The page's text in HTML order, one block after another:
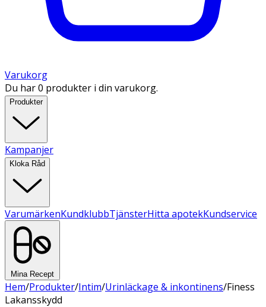
Varukorg
Du har 0 produkter i din varukorg.
Produkter
Kampanjer
Kloka Råd
VarumärkenKundklubbTjänsterHitta apotekKundservice
Mina Recept
Hem/Produkter/Intim/Urinläckage & inkontinens/Finess
Lakansskydd